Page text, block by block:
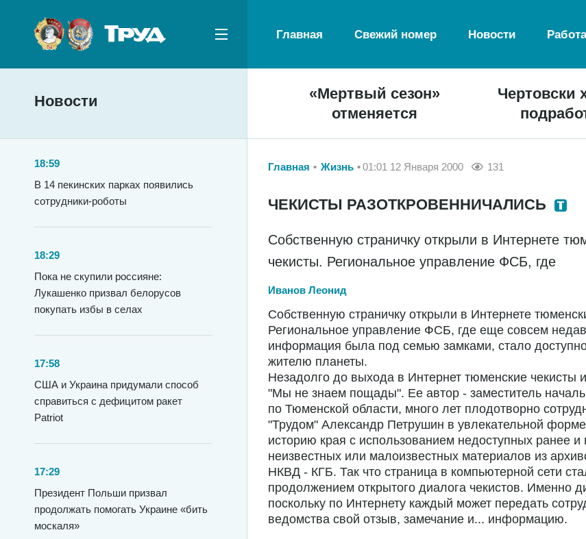
Главная Свежий номер Новости
Новости
«Мертвый сезон»
отменяется
Чертовски
18:59
В 14 пекинских парках появились
сотрудники-роботы
18:29
Пока не скупили россияне:
Лукашенко призвал белорусов
покупать избы в селах
17:58
США и Украина придумали способ
справиться с дефицитом ракет
Patriot
17:29
Президент Польши призвал
продолжать помогать Украине «бить
москаля»
Главная Жизнь 01:01 12 Января 2000 131
ЧЕКИСТЫ РАЗОТКРОВЕННИЧАЛИСЬ
Собственную страничку открыли в Интернете
чекисты. Региональное управление ФСБ, где
Иванов Леонид
Собственную страничку открыли в Интернете
Региональное управление ФСБ, где еще совсем
информация была под семью замками, стало
жителю планеты.
Незадолго до выхода в Интернет тюменские чекисты
"Мы не знаем пощады". Ее автор - заместитель
по Тюменской области, много лет плодотворно
"Трудом" Александр Петрушин в увлекательной
историю края с использованием недоступных ранее и
неизвестных или малоизвестных материалов из
НКВД - КГБ. Так что страница в компьютерной сети
продолжением открытого диалога чекистов. Именно
поскольку по Интернету каждый может передать
ведомства свой отзыв, замечание и... информацию.